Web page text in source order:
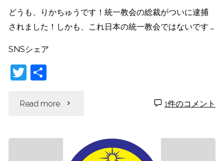
言
どうも、りかちゅうです！統一教会の総裁がついに逮捕
されました！しかも、これ日本の統一教会ではないです …
SNSシェア
T
itt
共
Read more "韓 1件のコメント